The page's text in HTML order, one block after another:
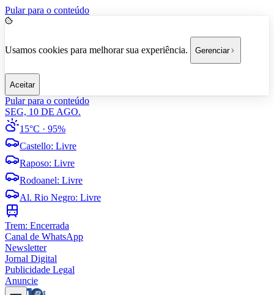
Pular para o conteúdo
Usamos cookies para melhorar sua experiência. Gerenciar
Aceitar
Pular para o conteúdo
SEG, 10 DE AGO.
15°C · 95%
Castello: Livre
Raposo: Livre
Rodoanel: Livre
Al. Rio Negro: Livre
Trem: Encerrada
Canal de WhatsApp
Newsletter
Jornal Digital
Publicidade Legal
Anuncie